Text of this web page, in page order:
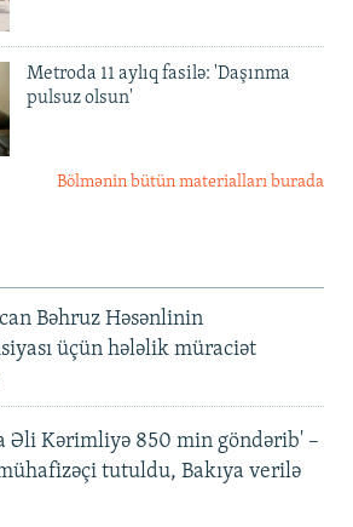
Metroda 11 aylıq fasilə: 'Daşınma
pulsuz olsun'
Bölmənin bütün materialları burada
Bəhruz Həsənlinin
üçün hələlik müraciət
Əli Kərimliyə 850 min göndərib' –
tutuldu, Bakıya verilə